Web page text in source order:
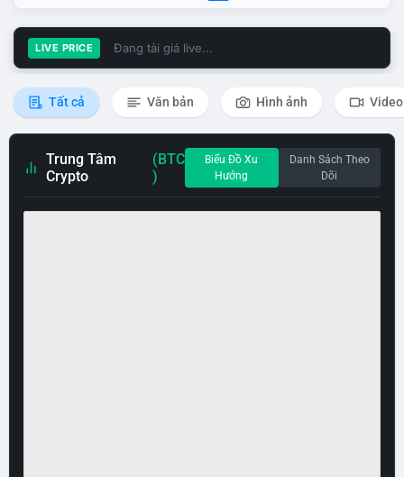
LIVE PRICE Đang tải giá live...
Tất cả Văn bản Hình ảnh Video
Trung Tâm
Crypto
(BTC
)
Biểu Đồ Xu
Hướng
Danh Sách Theo
Dõi